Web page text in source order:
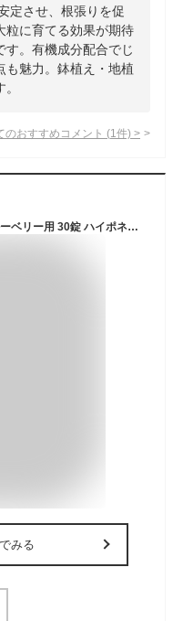
定させ、根張りを促
粒に育てる効果が期待
す。有機成分配合でじ
も魅力。鉢植え・地植
のおすすめコメント (1 件) >
ブルーベリー 肥料 錠剤肥料シリーズ ブルーベリー用 30錠 ハイポネックス 園芸 果物 ガーデニング ビギナー向け 初心者向け
みる